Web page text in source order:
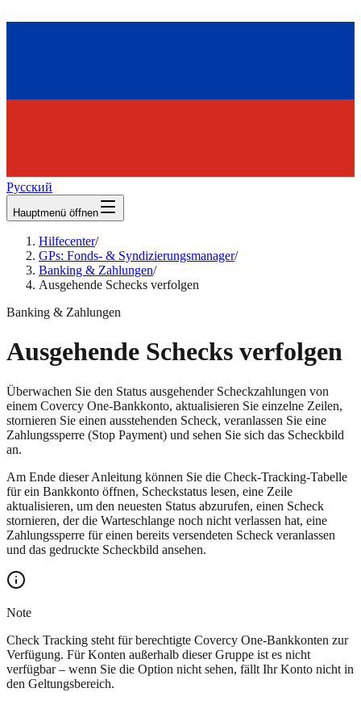
Русский
Hauptmenü öffnen
Hilfecenter/
GPs: Fonds- & Syndizierungsmanager/
Banking & Zahlungen/
Ausgehende Schecks verfolgen
Banking & Zahlungen
Ausgehende Schecks verfolgen
Überwachen Sie den Status ausgehender Scheckzahlungen von
einem Covercy One-Bankkonto, aktualisieren Sie einzelne Zeilen,
stornieren Sie einen ausstehenden Scheck, veranlassen Sie eine
Zahlungssperre (Stop Payment) und sehen Sie sich das Scheckbild
an.
Am Ende dieser Anleitung können Sie die Check-Tracking-Tabelle
für ein Bankkonto öffnen, Scheckstatus lesen, eine Zeile
aktualisieren, um den neuesten Status abzurufen, einen Scheck
stornieren, der die Warteschlange noch nicht verlassen hat, eine
Zahlungssperre für einen bereits versendeten Scheck veranlassen
und das gedruckte Scheckbild ansehen.
Note
Check Tracking steht für berechtigte Covercy One-Bankkonten zur
Verfügung. Für Konten außerhalb dieser Gruppe ist es nicht
verfügbar – wenn Sie die Option nicht sehen, fällt Ihr Konto nicht in
den Geltungsbereich.